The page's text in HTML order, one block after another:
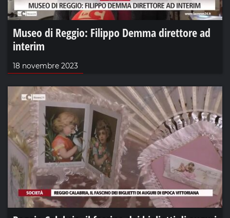
Museo di Reggio: Filippo Demma direttore ad
interim
18 novembre 2023